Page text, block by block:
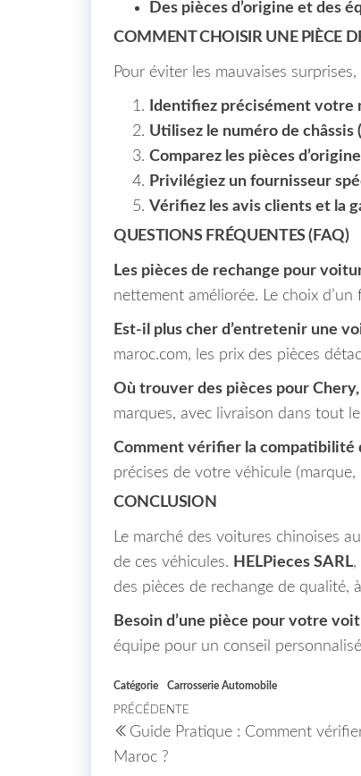
Des pièces d’origine et des
COMMENT CHOISIR UNE PIÈCE
Pour éviter les mauvaises
Identifiez précisément votre
Utilisez le numéro de châssis
Comparez les pièces
Privilégiez un fournisseur
Vérifiez les avis clients et la
QUESTIONS FRÉQUENTES (FAQ)
Les pièces de rechange pour
nettement améliorée. Le choix
Est-il plus cher d’entretenir une
maroc.com, les prix des pièces
Où trouver des pièces pour
marques, avec livraison dans tout
Comment vérifier la compatibilité
précises de votre véhicule
CONCLUSION
Le marché des voitures chinoises
de ces véhicules. HELPieces SARL,
des pièces de rechange de qualité,
Besoin d’une pièce pour votre
équipe pour un conseil
Catégorie Carrosserie Automobile
Navigation de l’article
Article précédent
PRÉCÉDENTE
Guide Pratique : Comment
Maroc ?